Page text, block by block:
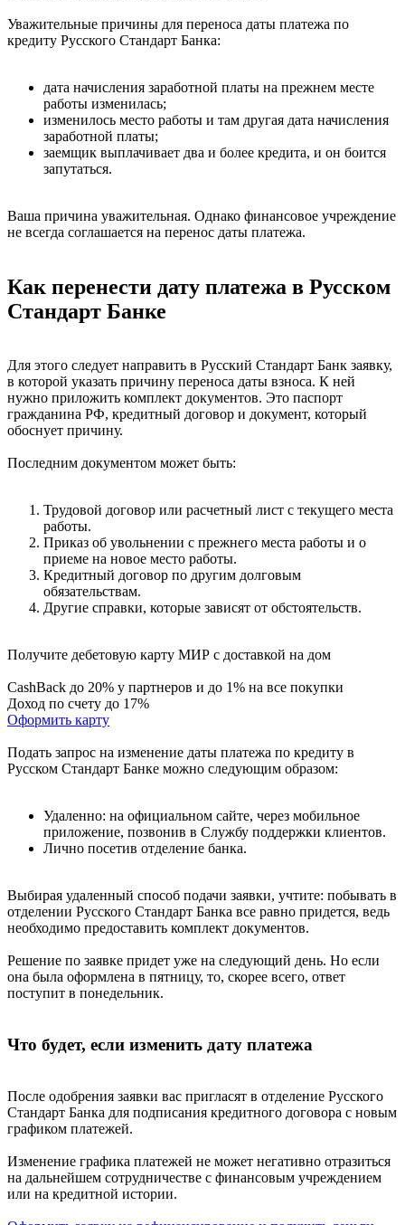
Уважительные причины для переноса даты платежа по
кредиту Русского Стандарт Банка:
дата начисления заработной платы на прежнем месте
работы изменилась;
изменилось место работы и там другая дата начисления
заработной платы;
заемщик выплачивает два и более кредита, и он боится
запутаться.
Ваша причина уважительная. Однако финансовое учреждение
не всегда соглашается на перенос даты платежа.
Как перенести дату платежа в Русском
Стандарт Банке
Для этого следует направить в Русский Стандарт Банк заявку,
в которой указать причину переноса даты взноса. К ней
нужно приложить комплект документов. Это паспорт
гражданина РФ, кредитный договор и документ, который
обоснует причину.
Последним документом может быть:
Трудовой договор или расчетный лист с текущего места
работы.
Приказ об увольнении с прежнего места работы и о
приеме на новое место работы.
Кредитный договор по другим долговым
обязательствам.
Другие справки, которые зависят от обстоятельств.
Получите дебетовую карту МИР с доставкой на дом
CashBack до 20% у партнеров и до 1% на все покупки
Доход по счету до 17%
Оформить карту
Подать запрос на изменение даты платежа по кредиту в
Русском Стандарт Банке можно следующим образом:
Удаленно: на официальном сайте, через мобильное
приложение, позвонив в Службу поддержки клиентов.
Лично посетив отделение банка.
Выбирая удаленный способ подачи заявки, учтите: побывать в
отделении Русского Стандарт Банка все равно придется, ведь
необходимо предоставить комплект документов.
Решение по заявке придет уже на следующий день. Но если
она была оформлена в пятницу, то, скорее всего, ответ
поступит в понедельник.
Что будет, если изменить дату платежа
После одобрения заявки вас пригласят в отделение Русского
Стандарт Банка для подписания кредитного договора с новым
графиком платежей.
Изменение графика платежей не может негативно отразиться
на дальнейшем сотрудничестве с финансовым учреждением
или на кредитной истории.